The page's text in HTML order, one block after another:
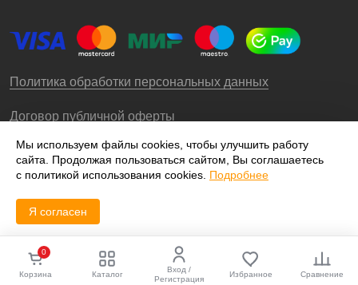
Политика обработки персональных данных
Договор публичной оферты
© 2009-2026 – ООО «Роллгео»
Корзина
0
Каталог
Вход /
Регистрация
Избранное Сравнение
Мы используем файлы cookies, чтобы улучшить работу
сайта. Продолжая пользоваться сайтом, Вы соглашаетесь
с политикой использования cookies. Подробнее
Я согласен